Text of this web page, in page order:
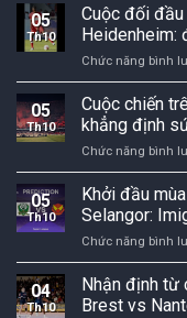
05
Th10
Cuộc đối
Heidenheim:
Chức năng bình
05
Th10
Cuộc chiến
khẳng định
Chức năng bình
05
Th10
Khởi đầu
Selangor:
Chức năng bình
04
Th10
Nhận định từ
Brest vs